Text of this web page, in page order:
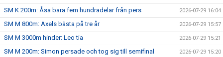
SM K 200m: Åsa bara fem hundradelar från pers 2026-07-29 16:04
SM M 800m: Axels bästa på tre år 2026-07-29 15:57
SM M 3000m hinder: Leo tia 2026-07-29 15:21
SM M 200m: Simon persade och tog sig till semifinal 2026-07-29 15:20